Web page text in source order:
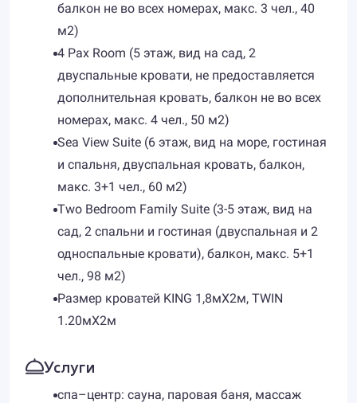
балкон не во всех номерах, макс. 3 чел., 40
м2)
4 Pax Room (5 этаж, вид на сад, 2
двуспальные кровати, не предоставляется
дополнительная кровать, балкон не во всех
номерах, макс. 4 чел., 50 м2)
Sea View Suite (6 этаж, вид на море, гостиная
и спальня, двуспальная кровать, балкон,
макс. 3+1 чел., 60 м2)
Two Bedroom Family Suite (3-5 этаж, вид на
сад, 2 спальни и гостиная (двуспальная и 2
односпальные кровати), балкон, макс. 5+1
чел., 98 м2)
Размер кроватей KING 1,8мX2м, TWIN
1.20мX2м
Услуги
спа–центр: сауна, паровая баня, массаж